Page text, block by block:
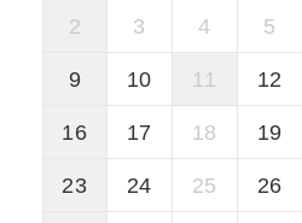
2 3 4 5
9 10 11 12
16 17 18 19
23 24 25 26